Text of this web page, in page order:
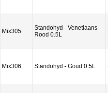
Mix305
Standohyd - Venetiaans
Rood 0.5L
Mix306 Standohyd - Goud 0.5L